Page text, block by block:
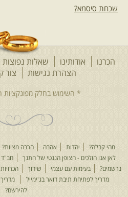
שכחת סיסמא?
הכרנו אודותינו שאלות נפוצות
הצהרת נגישות
צור
מהי קבלה? יהדות אהבה הרבה מצוות?
לאן אנו הולכים - הצופן הגנטי של התנך
חב"ד
נרשמים?
בעימות עם עצמי שידוך
מדריך לפתיחת תיבת דואר בג'ימייל
להירשם?